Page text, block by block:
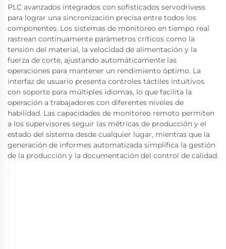
PLC avanzados integrados con sofisticados servodrivess
para lograr una sincronización precisa entre todos los
componentes. Los sistemas de monitoreo en tiempo real
rastrean continuamente parámetros críticos como la
tensión del material, la velocidad de alimentación y la
fuerza de corte, ajustando automáticamente las
operaciones para mantener un rendimiento óptimo. La
interfaz de usuario presenta controles táctiles intuitivos
con soporte para múltiples idiomas, lo que facilita la
operación a trabajadores con diferentes niveles de
habilidad. Las capacidades de monitoreo remoto permiten
a los supervisores seguir las métricas de producción y el
estado del sistema desde cualquier lugar, mientras que la
generación de informes automatizada simplifica la gestión
de la producción y la documentación del control de calidad.